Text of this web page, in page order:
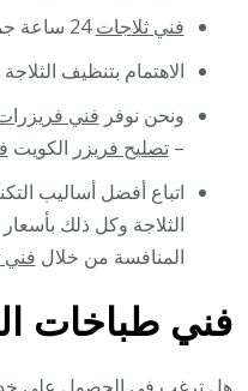
فني ثلاجات24 ساعة جميع مناطق الكويت
الاهتمام بتنظيف
ونحن نوفر فني
–تصليح فريزر الكويت
اتباع أفضل أساليب
الثلاجة وكل ذلك بأسعار
المنافسة من خلال فني
فني طباخات